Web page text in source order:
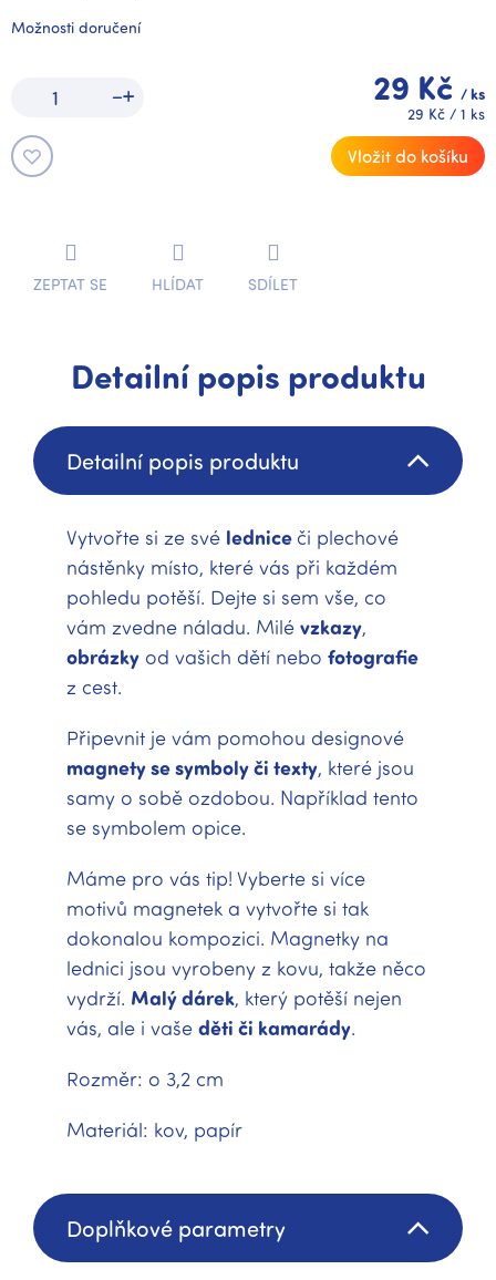
Možnosti doručení
29 Kč / ks
Měrná
cena:
29 Kč / 1 ks
Vložit do košíku
ZEPTAT SE HLÍDAT SDÍLET
Detailní popis produktu
Detailní popis produktu
Vytvořte si ze své lednice či plechové
nástěnky místo, které vás při každém
pohledu potěší. Dejte si sem vše, co
vám zvedne náladu. Milé vzkazy,
obrázky od vašich dětí nebo fotografie
z cest.
Připevnit je vám pomohou designové
magnety se symboly či texty, které jsou
samy o sobě ozdobou. Například tento
se symbolem opice.
Máme pro vás tip! Vyberte si více
motivů magnetek a vytvořte si tak
dokonalou kompozici. Magnetky na
lednici jsou vyrobeny z kovu, takže něco
vydrží. Malý dárek, který potěší nejen
vás, ale i vaše děti či kamarády.
Rozměr: o 3,2 cm
Materiál: kov, papír
Doplňkové parametry